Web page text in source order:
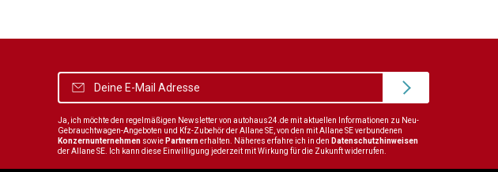
Ja, ich möchte den regelmäßigen Newsletter von autohaus24.de mit aktuellen Informationen zu Neu-
Gebrauchtwagen-Angeboten und Kfz-Zubehör der Allane SE, von den mit Allane SE verbundenen
Konzernunternehmen sowie Partnernerhalten. Näheres erfahre ich in den Datenschutzhinweisen
der Allane SE. Ich kann diese Einwilligung jederzeit mit Wirkung für die Zukunft widerrufen.